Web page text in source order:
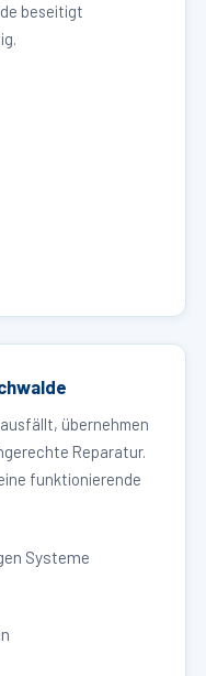
beseitigt
übernehmen
Reparatur.
funktionierende
Systeme